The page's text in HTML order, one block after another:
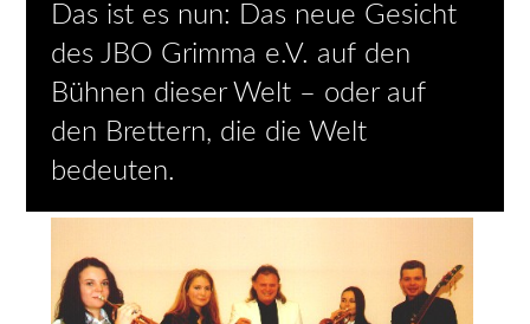
Das ist es nun: Das neue Gesicht
des JBO Grimma e.V. auf den
Bühnen dieser Welt – oder auf
den Brettern, die die Welt
bedeuten.